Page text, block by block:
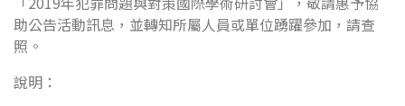
助公告活動訊息，並轉知所屬人員或單位踴躍參加，請查
照。
說明：